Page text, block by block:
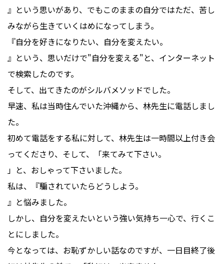
』という思いがあり、でもこのままの自分ではただ、苦し
みながら生きていくはめになってしまう。
『自分を好きになりたい、自分を変えたい。
』という、思いだけで"自分を変える"と、インターネット
で検索したのです。
そして、出てきたのがシルバメソッドでした。
早速、私は当時住んでいた沖縄から、林先生に電話しまし
た。
初めて電話をする私に対して、林先生は一時間以上付き会
ってくださり、そして、「来てみて下さい。
」と、おしゃって下さいました。
私は、『騙されていたらどうしよう。
』と悩みました。
しかし、自分を変えたいという強い気持ち一心で、行くこ
とにしました。
今となっては、お恥ずかしい話なのですが、一日目終了後